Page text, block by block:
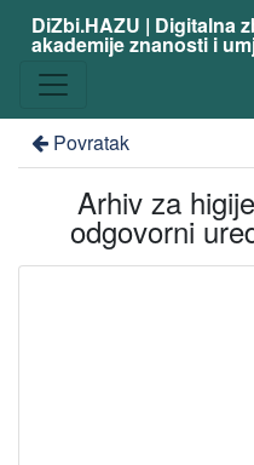
DiZbi.HAZU | Digitalna
akademije znanosti i
Povratak
Arhiv za
odgovorni